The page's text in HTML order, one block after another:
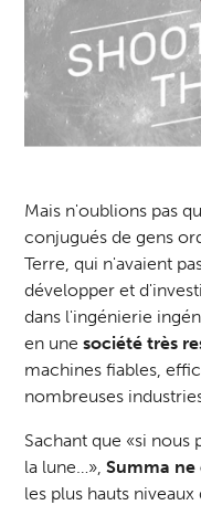
Mais n'oublions pas
conjugués de gens
Terre, qui n'avaient
développer et
dans l'ingénierie
en unesociété très
machines fiables,
nombreuses
Sachant que «si
la lune…»,Summa ne
les plus hauts